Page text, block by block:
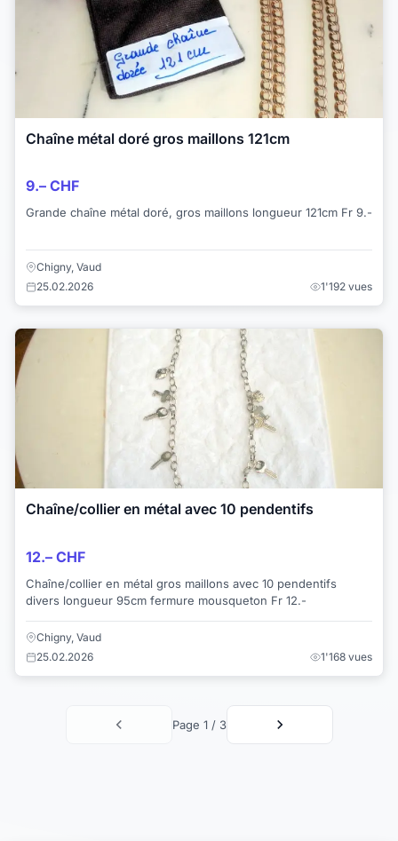
Chaîne métal doré gros maillons 121cm
9.– CHF
Grande chaîne métal doré, gros maillons longueur 121cm Fr 9.-
Chigny, Vaud
25.02.2026
1'192 vues
Chaîne/collier en métal avec 10 pendentifs
12.– CHF
Chaîne/collier en métal gros maillons avec 10 pendentifs
divers longueur 95cm fermure mousqueton Fr 12.-
Chigny, Vaud
25.02.2026
1'168 vues
Page 1 / 3